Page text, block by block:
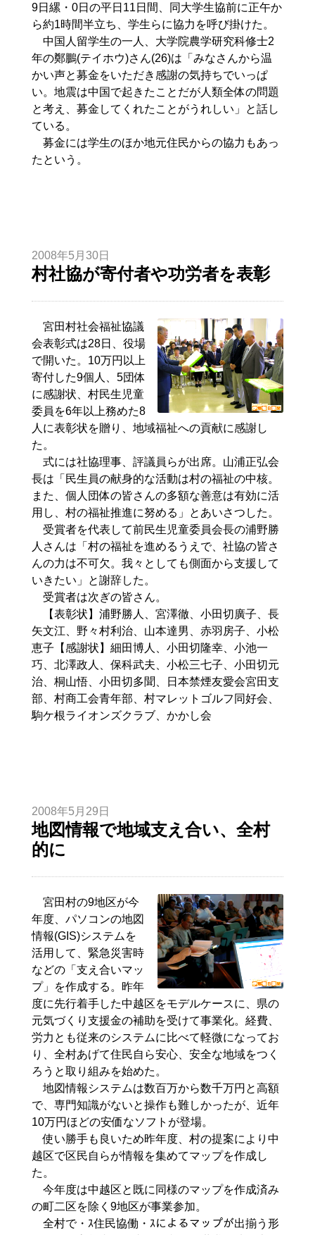
9日縲・0日の平日11日間、同大学生協前に正午か
ら約1時間半立ち、学生らに協力を呼び掛けた。
中国人留学生の一人、大学院農学研究科修士2
年の鄭鵬(テイホウ)さん(26)は「みなさんから温
かい声と募金をいただき感謝の気持ちでいっぱ
い。地震は中国で起きたことだが人類全体の問題
と考え、募金してくれたことがうれしい」と話し
ている。
募金には学生のほか地元住民からの協力もあっ
たという。
2008年5月30日
村社協が寄付者や功労者を表彰
宮田村社会福祉協議
会表彰式は28日、役場
で開いた。10万円以上
寄付した9個人、5団体
に感謝状、村民生児童
委員を6年以上務めた8
人に表彰状を贈り、地域福祉への貢献に感謝し
た。
式には社協理事、評議員らが出席。山浦正弘会
長は「民生員の献身的な活動は村の福祉の中核。
また、個人団体の皆さんの多額な善意は有効に活
用し、村の福祉推進に努める」とあいさつした。
受賞者を代表して前民生児童委員会長の浦野勝
人さんは「村の福祉を進めるうえで、社協の皆さ
んの力は不可欠。我々としても側面から支援して
いきたい」と謝辞した。
受賞者は次ぎの皆さん。
【表彰状】浦野勝人、宮澤徹、小田切廣子、長
矢文江、野々村利治、山本達男、赤羽房子、小松
恵子【感謝状】細田博人、小田切隆幸、小池一
巧、北澤政人、保科武夫、小松三七子、小田切元
治、桐山悟、小田切多聞、日本禁煙友愛会宮田支
部、村商工会青年部、村マレットゴルフ同好会、
駒ケ根ライオンズクラブ、かかし会
2008年5月29日
地図情報で地域支え合い、全村
的に
宮田村の9地区が今
年度、パソコンの地図
情報(GIS)システムを
活用して、緊急災害時
などの「支え合いマッ
プ」を作成する。昨年
度に先行着手した中越区をモデルケースに、県の
元気づくり支援金の補助を受けて事業化。経費、
労力とも従来のシステムに比べて軽微になってお
り、全村あげて住民自ら安心、安全な地域をつく
ろうと取り組みを始めた。
地図情報システムは数百万から数千万円と高額
で、専門知識がないと操作も難しかったが、近年
10万円ほどの安価なソフトが登場。
使い勝手も良いため昨年度、村の提案により中
越区で区民自らが情報を集めてマップを作成し
た。
今年度は中越区と既に同様のマップを作成済み
の町二区を除く9地区が事業参加。
全村で・ｽ住民協働・ｽによるマップが出揃う形